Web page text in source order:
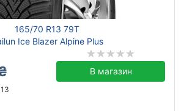
165/70 R13 79T
Ice Blazer Alpine Plus
В магазин